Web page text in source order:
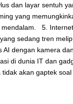
dan layar sentuh
yang
mendalam. 5.
sedang tren
AI dengan kamera
di dunia IT dan
akan gaptek soal